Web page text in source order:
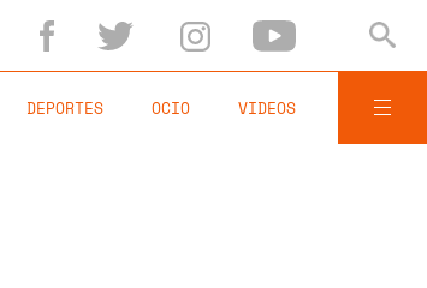
DEPORTES OCIO VIDEOS